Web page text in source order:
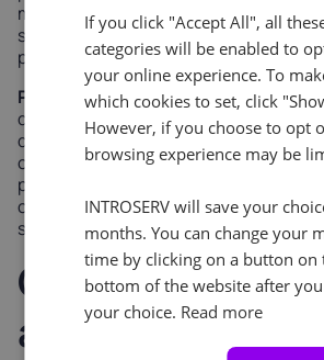
métodos de pago disponibles. Sólo
seleccionar el método de pago que
proceso de pago y completar la
Pago automático con tarjeta:Al
directamente con tarjeta a través de
de su tarjeta se guardan de forma
cargos automáticos. Esto permite la
pago automático incluso sin
cuenta: el sistema puede cargar
su tarjeta guardada los servicios
Conversión
automática y
If you click "Accept All", all
categories will be enabled to
your online experience. To
which cookies to set, click
However, if you choose to opt
browsing experience may be
INTROSERV will save your
months. You can change your
time by clicking on a button on
bottom of the website after
your choice. Read more